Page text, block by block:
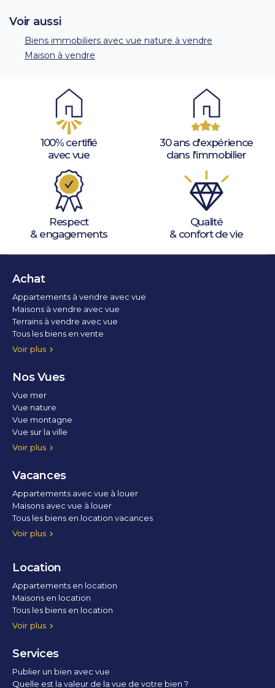
Voir aussi
Biens immobiliers avec vue nature à vendre
Maison à vendre
100% certifié
avec vue
30 ans d'expérience
dans l'immobilier
Respect
& engagements
Qualité
& confort de vie
Achat
Voir plus
Appartements à vendre avec vue
Maisons à vendre avec vue
Terrains à vendre avec vue
Tous les biens en vente
Nos Vues
Voir plus
Vue mer
Vue nature
Vue montagne
Vue sur la ville
Vue parc
Vue fleuve
Vue lac
Vue marina / port
Vacances
Voir plus
Appartements avec vue à louer
Maisons avec vue à louer
Tous les biens en location vacances
Location
Voir plus
Appartements en location
Maisons en location
Tous les biens en location
Services
Publier un bien avec vue
Quelle est la valeur de la vue de votre bien ?